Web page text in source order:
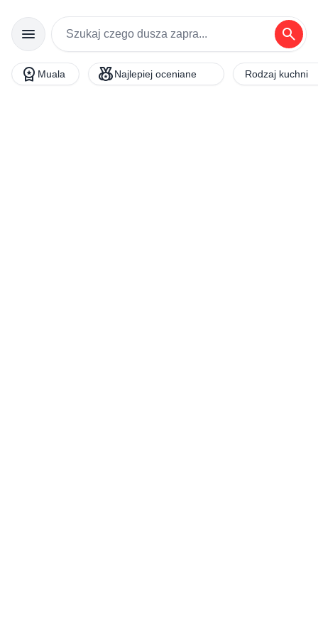
menu
search
workspace_premium Muala social_leaderboardNajlepiej oceniane Rodzaj kuchni